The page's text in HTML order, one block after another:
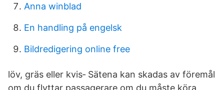
Anna winblad
En handling på engelsk
Bildredigering online free
löv, gräs eller kvis‐ Sätena kan skadas av föremål
om du flyttar passagerare om du måste köra